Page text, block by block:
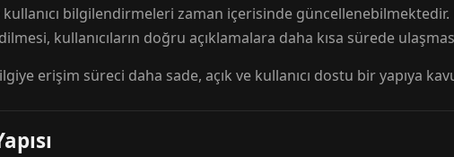
bilgilendirmeleri zaman içerisinde
kullanıcıların doğru açıklamalara daha kısa sürede
erişim süreci daha sade, açık ve kullanıcı dostu bir yapıya